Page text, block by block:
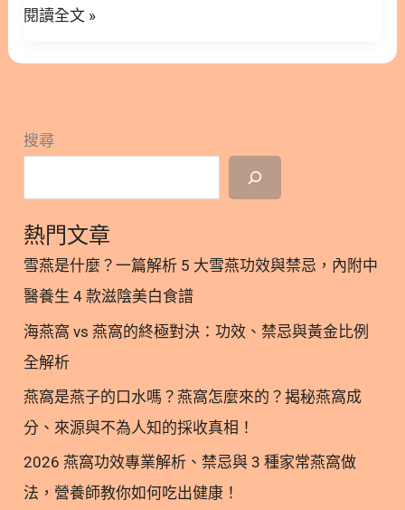
主要存在於磷蝦油，生物利用率可高達95%(6)。此
Omega-3 還能幫助難吸收的脂溶性葉黃素一起進入
胞」一起被細胞吸收，幫助這些營養素的吸收效率提
升。根據研究磷蝦油能幫助葉黃素提高8倍吸收率
(9)！ ○延伸閱讀>> 磷脂質是什麼？促進營養吸收
為什麼要一起補？ 葉黃素＋Omega-3有加乘效果 因
此不少研究指出，由於葉黃素和Omega-3的特性相
似，並且能對眼睛健康有幫助，具有加乘效果。當兩
哪種才是高效補充的最佳選擇？ 隱藏/顯示內容目錄
意義 2. Omega-3的生物利用率指標：Omega-3指數
型） ◆ 型態（2）酯化型（Ethyl Ester Form，EE
型） ◆ 型態（3）再酯化三酸甘油酯型（Re-
esterified Triglyceride，rTG型） ◆ 型態（4）磷脂
型（PL form） 4. 磷脂型生物利用率優於其他各型態
4.1. 磷脂型結構與細胞膜近似，可直接吸收 4.2. 磷脂
型不需經過乳化，可直接進入肝臟被身體吸收 4.3.
2024年最新研究：比較不同型態魚油與磷蝦油 5. 更
多閱讀 6. 參考文獻 1. 生物利用率(Bioavailability)的
指在進食含有營養素的食物後，食物經由腸胃道消
化，營養素進入血液中，再之後進入身體組織與器官
的比例。因為營養素的吸收會受到很多因素影響，例
會降低脂肪的吸收等。 因此營養素的攝取不能單看劑
量，必須考慮生物利用率。生物利用率是真正能夠被
才
閱讀全文 »
搜尋
熱門文章
雪燕是什麼？一篇解析 5 大雪燕功效與禁忌，內附中
醫養生 4 款滋陰美白食譜
海燕窩 vs 燕窩的終極對決：功效、禁忌與黃金比例
全解析
燕窩是燕子的口水嗎？燕窩怎麼來的？揭秘燕窩成
分、來源與不為人知的採收真相！
2026 燕窩功效專業解析、禁忌與 3 種家常燕窩做
法，營養師教你如何吃出健康！